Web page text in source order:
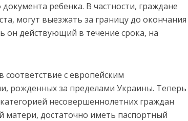
ребенка. В частности, граждане
могут выезжать за границу до окончания
он действующий в течение срока, на
с европейским
рожденных за пределами Украины. Теперь
несовершеннолетних граждан
достаточно иметь паспортный